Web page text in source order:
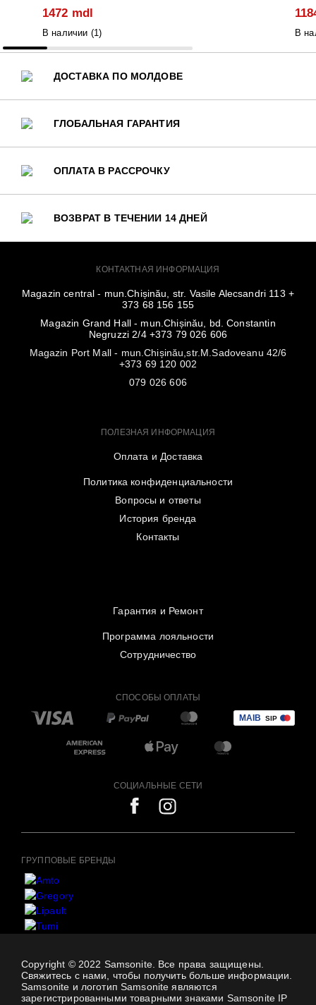
1472 mdl
В наличии (1) В
ДОСТАВКА ПО МОЛДОВЕ
ГЛОБАЛЬНАЯ ГАРАНТИЯ
ОПЛАТА В РАССРОЧКУ
ВОЗВРАТ В ТЕЧЕНИИ 14 ДНЕЙ
КОНТАКТНАЯ ИНФОРМАЦИЯ
Magazin central - mun.Chișinău, str. Vasile Alecsandri 113 +
373 68 156 155
Magazin Grand Hall - mun.Chișinău, bd. Constantin
Negruzzi 2/4 +373 79 026 606
Magazin Port Mall - mun.Chișinău,str.M.Sadoveanu 42/6
+373 69 120 002
079 026 606
ПОЛЕЗНАЯ ИНФОРМАЦИЯ
Оплата и Доставка
Политика конфиденциальности
Вопросы и ответы
История бренда
Контакты
Гарантия и Ремонт
Программа лояльности
Сотрудничество
СПОСОБЫ ОПЛАТЫ
СОЦИАЛЬНЫЕ СЕТИ
ГРУППОВЫЕ БРЕНДЫ
Copyright © 2022 Samsonite. Все права защищены.
Свяжитесь с нами, чтобы получить больше информации.
Samsonite и логотип Samsonite являются
зарегистрированными товарными знаками Samsonite IP